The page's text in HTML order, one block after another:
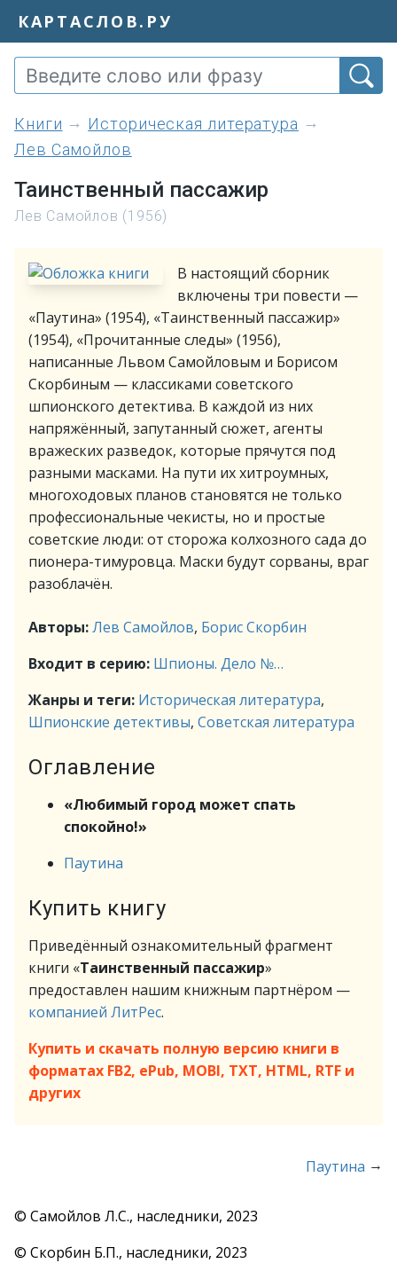
КАРТАСЛОВ.РУ
книги
Историческая литература
Лев Самойлов
Таинственный пассажир
Лев Самойлов (1956)
В настоящий сборник
включены три повести —
«Паутина» (1954), «Таинственный пассажир»
(1954), «Прочитанные следы» (1956),
написанные Львом Самойловым и Борисом
Скорбиным — классиками советского
шпионского детектива. В каждой из них
напряжённый, запутанный сюжет, агенты
вражеских разведок, которые прячутся под
разными масками. На пути их хитроумных,
многоходовых планов становятся не только
профессиональные чекисты, но и простые
советские люди: от сторожа колхозного сада до
пионера-тимуровца. Маски будут сорваны, враг
разоблачён.
Авторы:Лев Самойлов, Борис Скорбин
Входит в серию: Шпионы. Дело №…
Жанры и теги: Историческая литература,
Шпионские детективы, Советская литература
Оглавление
«Любимый город может спать
спокойно!»
Паутина
Купить книгу
Приведённый ознакомительный фрагмент
книги «Таинственный пассажир»
предоставлен нашим книжным партнёром —
компанией ЛитРес.
Купить и скачать полную версию книги в
форматах FB2, ePub, MOBI, TXT, HTML, RTF и
других
Паутина →
© Самойлов Л.С., наследники, 2023
© Скорбин Б.П., наследники, 2023